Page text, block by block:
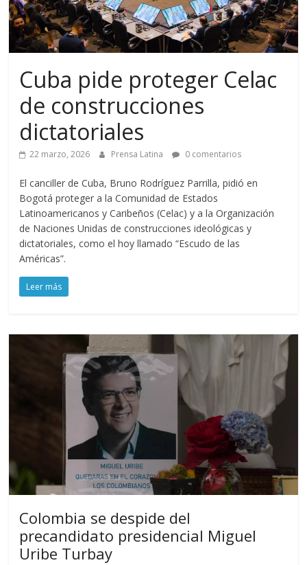
Cuba pide proteger Celac
de construcciones
dictatoriales
22 marzo, 2026 Prensa Latina 0 comentarios
El canciller de Cuba, Bruno Rodríguez Parrilla, pidió en
Bogotá proteger a la Comunidad de Estados
Latinoamericanos y Caribeños (Celac) y a la Organización
de Naciones Unidas de construcciones ideológicas y
dictatoriales, como el hoy llamado “Escudo de las
Américas”.
Leer más
Colombia se despide del
precandidato presidencial Miguel
Uribe Turbay